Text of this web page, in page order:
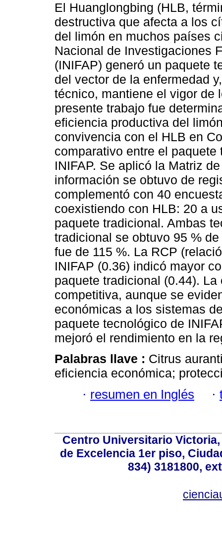
El Huanglongbing (HLB,
destructiva que afecta a los
del limón en muchos países
Nacional de Investigaciones
(INIFAP) generó un paquete
del vector de la enfermedad
técnico, mantiene el vigor de
presente trabajo fue
eficiencia productiva del
convivencia con el HLB en
comparativo entre el
INIFAP. Se aplicó la Matriz
información se obtuvo de
complementó con 40
coexistiendo con HLB: 20 a
paquete tradicional. Ambas
tradicional se obtuvo 95 %
fue de 115 %. La RCP
INIFAP (0.36) indicó mayor
paquete tradicional (0.44).
competitiva, aunque se
económicas a los sistemas
paquete tecnológico de
mejoró el rendimiento en la
Palabras llave : Citrus
eficiencia económica;
· resumen en Inglés ·
Centro Universitario
de Excelencia 1er piso,
834) 3181800,